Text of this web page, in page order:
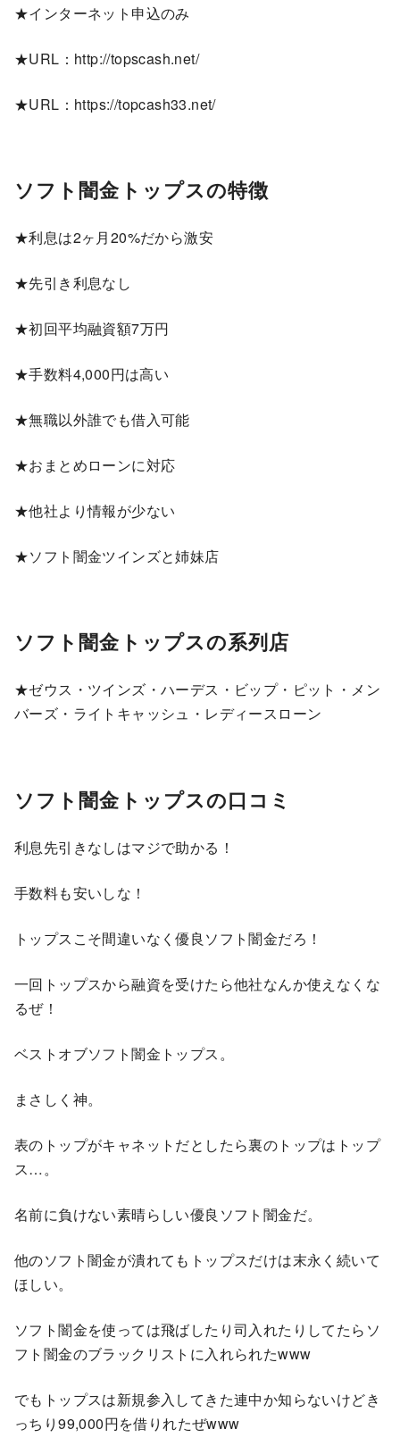
★インターネット申込のみ
★URL：http://topscash.net/
★URL：https://topcash33.net/
ソフト闇金トップスの特徴
★利息は2ヶ月20%だから激安
★先引き利息なし
★初回平均融資額7万円
★手数料4,000円は高い
★無職以外誰でも借入可能
★おまとめローンに対応
★他社より情報が少ない
★ソフト闇金ツインズと姉妹店
ソフト闇金トップスの系列店
★ゼウス・ツインズ・ハーデス・ビップ・ピット・メン
バーズ・ライトキャッシュ・レディースローン
ソフト闇金トップスの口コミ
利息先引きなしはマジで助かる！
手数料も安いしな！
トップスこそ間違いなく優良ソフト闇金だろ！
一回トップスから融資を受けたら他社なんか使えなくな
るぜ！
ベストオブソフト闇金トップス。
まさしく神。
表のトップがキャネットだとしたら裏のトップはトップ
ス…。
名前に負けない素晴らしい優良ソフト闇金だ。
他のソフト闇金が潰れてもトップスだけは末永く続いて
ほしい。
ソフト闇金を使っては飛ばしたり司入れたりしてたらソ
フト闇金のブラックリストに入れられたwww
でもトップスは新規参入してきた連中か知らないけどき
っちり99,000円を借りれたぜwww